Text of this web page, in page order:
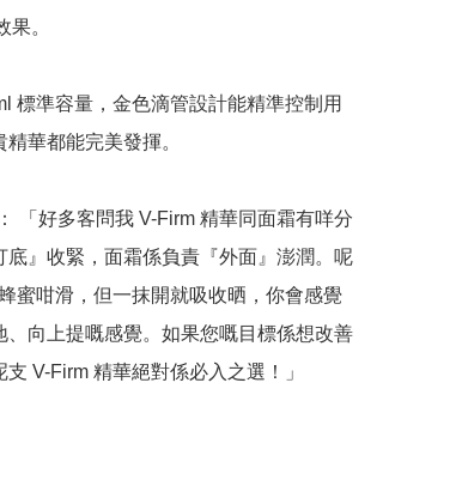
果。
標準容量，金色滴管設計能精準控制用
華都能完美發揮。
「好多客問我 V-Firm 精華同面霜有咩分
底』收緊，面霜係負責『外面』澎潤。呢
蜜咁滑，但一抹開就吸收晒，你會感覺
、向上提嘅感覺。如果您嘅目標係想改善
V-Firm 精華絕對係必入之選！」